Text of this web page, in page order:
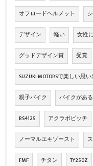
オフロードヘルメット
デザイン 軽い 女性
グッドデザイン賞 受賞
SUZUKI MOTORSで楽しい思
親子バイク バイクがあ
RS4125 アクラボビッチ
ノーマルエキゾースト
FMF チタン TY250Z